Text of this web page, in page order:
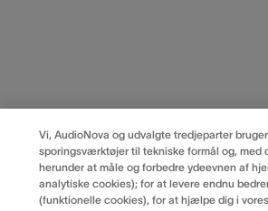
Vi, AudioNova og udvalgte tredjeparter
sporingsværktøjer til tekniske formål og, med
herunder at måle og forbedre ydeevnen af
analytiske cookies); for at levere endnu
(funktionelle cookies), for at hjælpe dig i